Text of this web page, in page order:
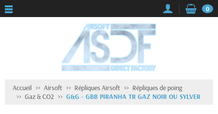
0
Accueil Airsoft Répliques Airsoft
Répliques de poing
Gaz & CO2
G&G - GBB PIRANHA TR GAZ NOIR OU SYLVER